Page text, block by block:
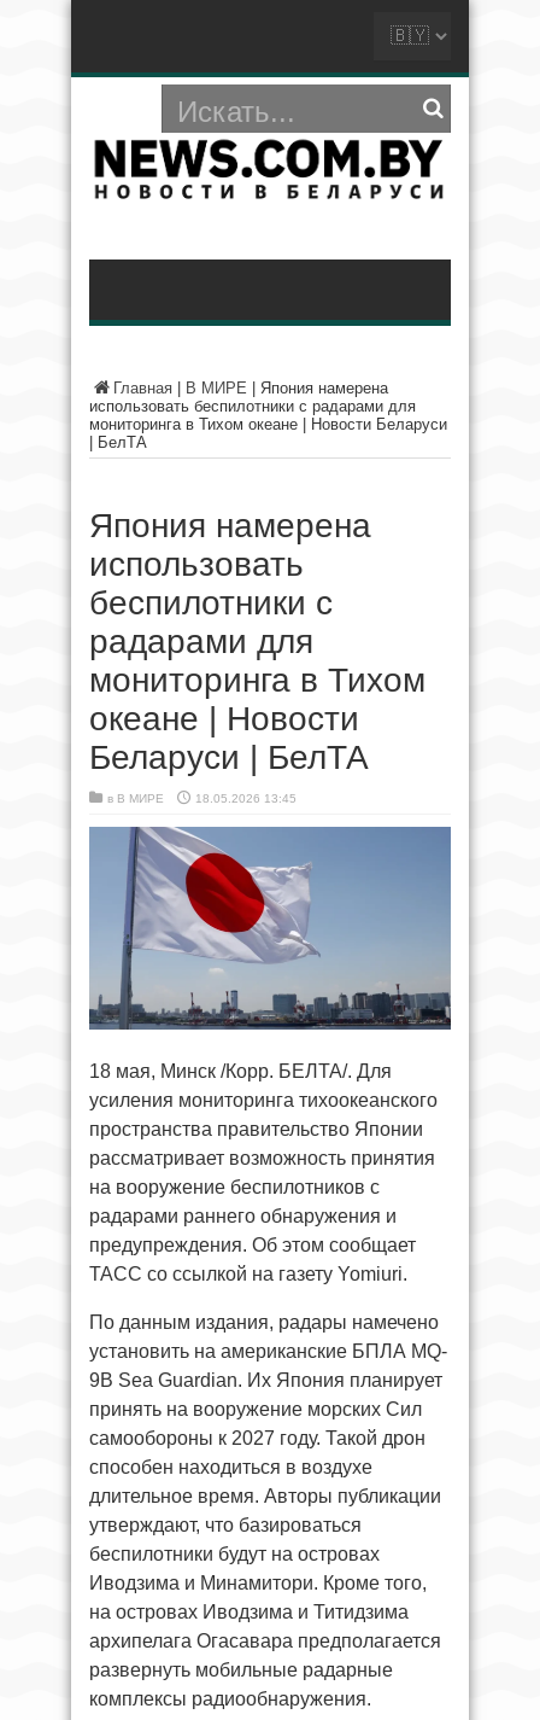
Главная В МИРЕ
Япония намерена
использовать беспилотники с радарами для
мониторинга в Тихом океане | Новости Беларуси
| БелТА
Япония намерена
использовать
беспилотники с
радарами для
мониторинга в Тихом
океане | Новости
Беларуси | БелТА
в В МИРЕ 18.05.2026 13:45
18 мая, Минск /Корр. БЕЛТА/. Для
усиления мониторинга тихоокеанского
пространства правительство Японии
рассматривает возможность принятия
на вооружение беспилотников с
радарами раннего обнаружения и
предупреждения. Об этом сообщает
ТАСС со ссылкой на газету Yomiuri.
По данным издания, радары намечено
установить на американские БПЛА MQ-
9B Sea Guardian. Их Япония планирует
принять на вооружение морских Сил
самообороны к 2027 году. Такой дрон
способен находиться в воздухе
длительное время. Авторы публикации
утверждают, что базироваться
беспилотники будут на островах
Иводзима и Минамитори. Кроме того,
на островах Иводзима и Титидзима
архипелага Огасавара предполагается
развернуть мобильные радарные
комплексы радиообнаружения.